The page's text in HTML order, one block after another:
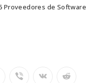
Proveedores de Software